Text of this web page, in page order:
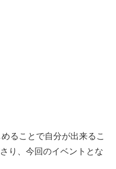
ることで自分が出来るこ
り、今回のイベントとな